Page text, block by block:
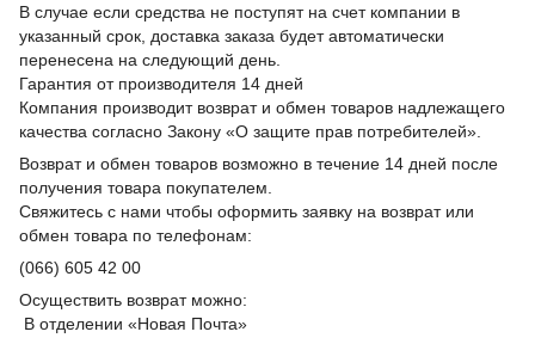
В случае если средства не поступят на счет компании в
указанный срок, доставка заказа будет автоматически
перенесена на следующий день.
Гарантия от производителя 14 дней
Компания производит возврат и обмен товаров надлежащего
качества согласно Закону «О защите прав потребителей».
Возврат и обмен товаров возможно в течение 14 дней после
получения товара покупателем.
Свяжитесь с нами чтобы оформить заявку на возврат или
обмен товара по телефонам:
(066) 605 42 00
Осуществить возврат можно:
В отделении «Новая Почта»